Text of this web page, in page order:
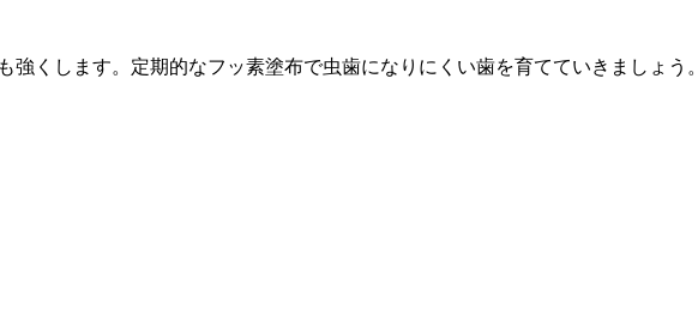
強くします。定期的なフッ素塗布で虫歯になりにくい歯を育てていきましょう。